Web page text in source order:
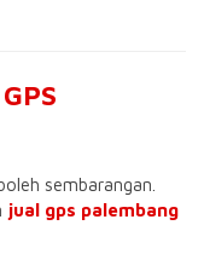
sembarangan.
jual gps palembang